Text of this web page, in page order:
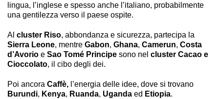
lingua, l’inglese e spesso anche l’italiano, probabilmente
una gentilezza verso il paese ospite.
Al cluster Riso, abbondanza e sicurezza, partecipa la
Sierra Leone, mentre Gabon, Ghana, Camerun, Costa
d’Avorio e Sao Tomé Principe sono nel cluster Cacao e
Cioccolato, il cibo degli dei.
Poi ancora Caffè, l’energia delle idee, dove si trovano
Burundi, Kenya, Ruanda, Uganda ed Etiopia.